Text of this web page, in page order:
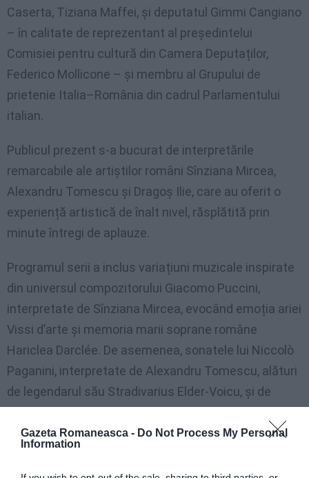
Gazeta Romaneasca - Do Not Process My Personal
Information
Caserta, Tiziana Maffei, și deputatul Gimmi Cangiano
– în calitate de reprezentant al președintelui
Comisiei pentru cultură din Camera Deputaților,
Federico Mollicone – și membru al Grupului de
prietenie Italia–România din cadrul Parlamentului
italian.
Publicul prezent s-a bucurat de interpretările
remarcabile ale artiștilor români Sînziana Mircea,
Alexandru Tomescu și Dragoș Ilie, care au oferit o
experiență artistică de înalt nivel, răsplătită prin
minute întregi de aplauze.
Programul serii a inclus variațiuni muzicale inspirate
din universul compozitorului Giacomo Puccini,
interpretate de Sînziana Mircea, evocând emoția ariei
Vissi d’arte și memoria marii soprane române
Hariclea Darclée. De asemenea, sonatele lui Niccolò
Paganini, interpretate de Alexandru Tomescu, alături
de legendarul său Stradivarius Elder-Voicu, și de
intensitate artistică.